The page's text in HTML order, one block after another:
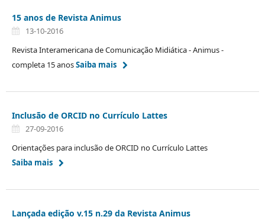
15 anos de Revista Animus
13-10-2016
Revista Interamericana de Comunicação Midiática - Animus -
completa 15 anosSaiba mais
Inclusão de ORCID no Currículo Lattes
27-09-2016
Orientações para inclusão de ORCID no Currículo Lattes
Saiba mais
Lançada edição v.15 n.29 da Revista Animus